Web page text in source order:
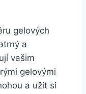
gelových⁣
a
vašim
gelovými
a ⁢užít⁤ si